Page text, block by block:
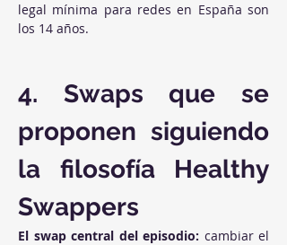
legal mínima para redes en España son
los 14 años.
4. Swaps que se
proponen siguiendo
la filosofía Healthy
Swappers
El swap central del episodio: cambiar el